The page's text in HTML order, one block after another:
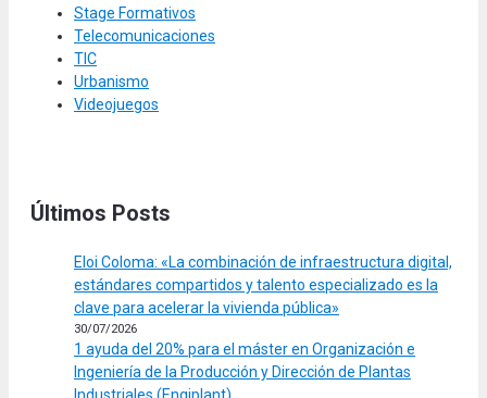
Stage Formativos
Telecomunicaciones
TIC
Urbanismo
Videojuegos
Últimos Posts
Eloi Coloma: «La combinación de infraestructura digital,
estándares compartidos y talento especializado es la
clave para acelerar la vivienda pública»
30/07/2026
1 ayuda del 20% para el máster en Organización e
Ingeniería de la Producción y Dirección de Plantas